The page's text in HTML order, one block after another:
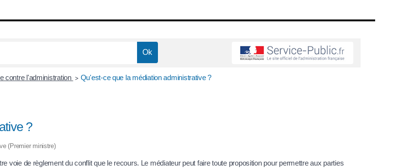
contre l'administration > Qu'est-ce que la médiation administrative ?
?
(Premier ministre)
voie de règlement du conflit que le recours. Le médiateur peut faire toute proposition pour permettre aux parties